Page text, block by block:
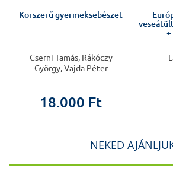
Korszerű gyermeksebészet
Cserni Tamás, Rákóczy
György, Vajda Péter
18.000 Ft
+
NEKED